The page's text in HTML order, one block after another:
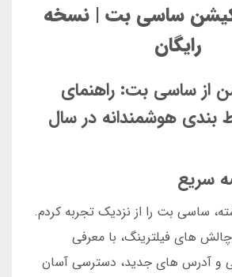
ساسی بت | نسخه
رایگان
از ساسی بت: راهنمای
بندی هوشمندانه در سال
ساسی بت را از نزدیک تجربه کردم.
چالش های فیلترینگ، با معرفی
و آدرس های جدید، دسترسی آسان